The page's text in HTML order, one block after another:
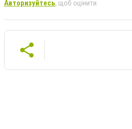
Авторизуйтесь, щоб оцінити